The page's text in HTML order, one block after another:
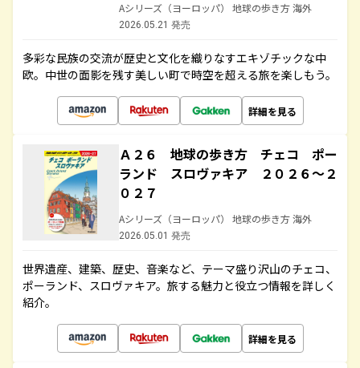
Aシリーズ（ヨーロッパ） 地球の歩き方 海外
2026.05.21 発売
多彩な民族の交流が歴史と文化を織りなすエキゾチックな中
欧。中世の面影を残す美しい町で時空を超える旅を楽しもう。
詳細を見る
Ａ２６ 地球の歩き方 チェコ ポー
ランド スロヴァキア ２０２６～２
０２７
Aシリーズ（ヨーロッパ） 地球の歩き方 海外
2026.05.01 発売
世界遺産、建築、歴史、音楽など、テーマ盛り沢山のチェコ、
ポーランド、スロヴァキア。旅する魅力と役立つ情報を詳しく
紹介。
詳細を見る